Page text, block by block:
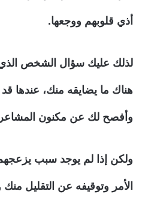
أذي قلوبهم ووجعها.
لذلك عليك سؤال الشخص
هناك ما يضايقه منك، عندها
وأفصح لك عن مكنون
ولكن إذا لم يوجد سبب
الأمر وتوقيفه عن التقليل